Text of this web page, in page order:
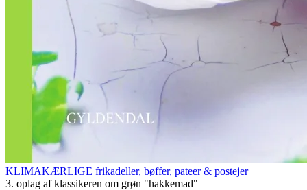
KLIMAKÆRLIGE frikadeller, bøffer, pateer & postejer
3. oplag af klassikeren om grøn "hakkemad"